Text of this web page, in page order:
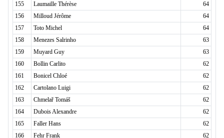
155
Laumaille Thérèse
64
156
Milloud Jérôme
64
157
Toto Michel
64
158
Menezes Salrinho
63
159
Muyard Guy
63
160
Bollin Carlito
62
161
Bonicel Chloé
62
162
Cartolano Luigi
62
163
Chmelař Tomáš
62
164
Dubois Alexandre
62
165
Faller Hans
62
166
Fehr Frank
62